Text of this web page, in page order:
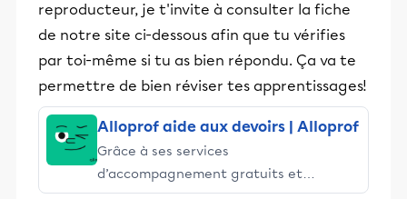
reproducteur, je t'invite à consulter la fiche
de notre site ci-dessous afin que tu vérifies
par toi-même si tu as bien répondu. Ça va te
permettre de bien réviser tes apprentissages!
Alloprof aide aux devoirs | Alloprof
Grâce à ses services
d’accompagnement gratuits et